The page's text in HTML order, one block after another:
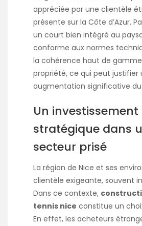
appréciée par une clientèle
présente sur la Côte d’Azur.
un court bien intégré au
conforme aux normes
la cohérence haut de
propriété, ce qui peut justifier
augmentation significative
Un investissement
stratégique dans
secteur prisé
La région de Nice et ses
clientèle exigeante, souvent
Dans ce contexte,
tennis nice constitue un
En effet, les acheteurs